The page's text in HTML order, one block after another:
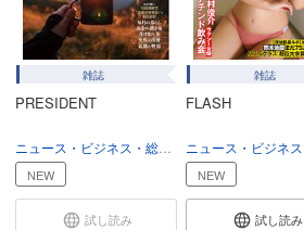
週刊東洋経済 2025/12/13号
880円 (税込)
週刊東洋経済 2025/12/6号
880円 (税込)
雑誌
PRESIDENT
ビジネス
NEW
試し読み
雑誌
FLASH
NEW
試し読み